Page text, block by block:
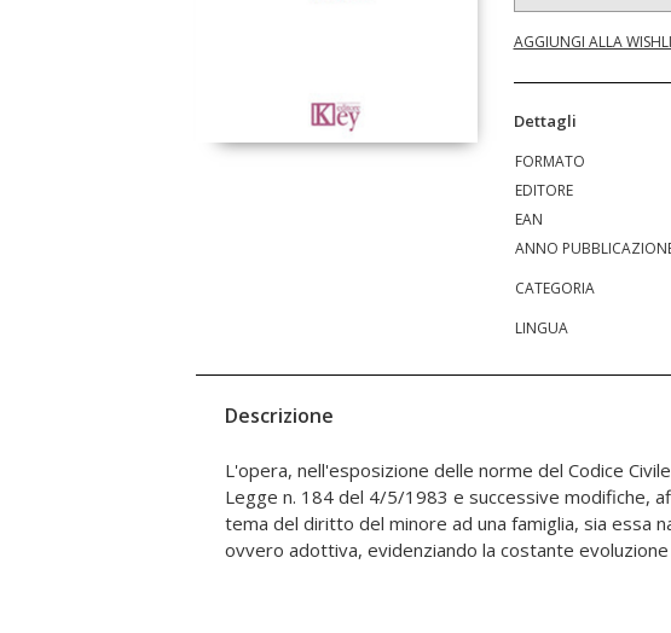
AGGIUNGI ALLA
Dettagli
FORMATO
EDITORE
EAN
ANNO
CATEGORIA
LINGUA
Descrizione
L'opera, nell'esposizione delle norme del Codice
Legge n. 184 del 4/5/1983 e successive modifiche,
tema del diritto del minore ad una famiglia, sia essa
ovvero adottiva, evidenziando la costante evoluzione
materia, frutto dei numerosi interventi
giurisprudenziali, descrivendo altresì i casi particolari di